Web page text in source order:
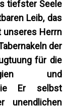
tiefster Seele
Leib, das
unseres Herrn
der
für die
und
Er selbst
unendlichen